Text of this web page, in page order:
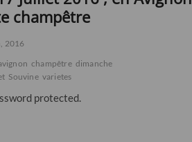
champêtre
2016
champêtre dimanche
Souvine varietes
protected.